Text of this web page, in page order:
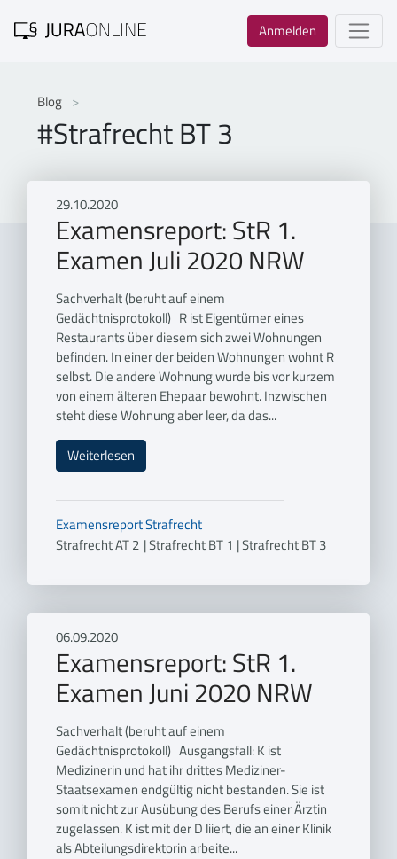
Anmelden
Blog
#Strafrecht BT 3
29.10.2020
Examensreport: StR 1.
Examen Juli 2020 NRW
Sachverhalt (beruht auf einem
Gedächtnisprotokoll) R ist Eigentümer eines
Restaurants über diesem sich zwei Wohnungen
befinden. In einer der beiden Wohnungen wohnt R
selbst. Die andere Wohnung wurde bis vor kurzem
von einem älteren Ehepaar bewohnt. Inzwischen
steht diese Wohnung aber leer, da das...
Weiterlesen
ExamensreportStrafrecht
Strafrecht AT 2 |Strafrecht BT 1 |Strafrecht BT 3
06.09.2020
Examensreport: StR 1.
Examen Juni 2020 NRW
Sachverhalt (beruht auf einem
Gedächtnisprotokoll) Ausgangsfall: K ist
Medizinerin und hat ihr drittes Mediziner-
Staatsexamen endgültig nicht bestanden. Sie ist
somit nicht zur Ausübung des Berufs einer Ärztin
zugelassen. K ist mit der D liiert, die an einer Klinik
als Abteilungsdirektorin arbeite...